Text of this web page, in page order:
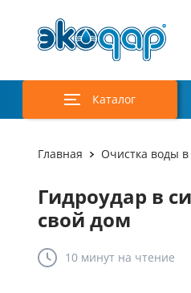
Каталог
Главная Очистка воды
Гидроудар в
свой дом
10 минут на чтение